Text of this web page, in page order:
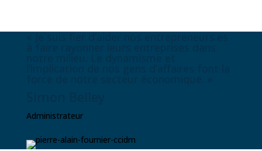
Administrateur